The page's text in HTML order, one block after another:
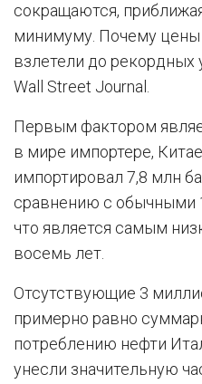
сокращаются,
минимуму. Почему цены
взлетели до рекордных
Wall Street Journal.
Первым фактором
в мире импортере,
импортировал 7,8 млн
сравнению с обычными
что является самым
восемь лет.
Отсутствующие 3
примерно равно
потреблению нефти
унесли значительную